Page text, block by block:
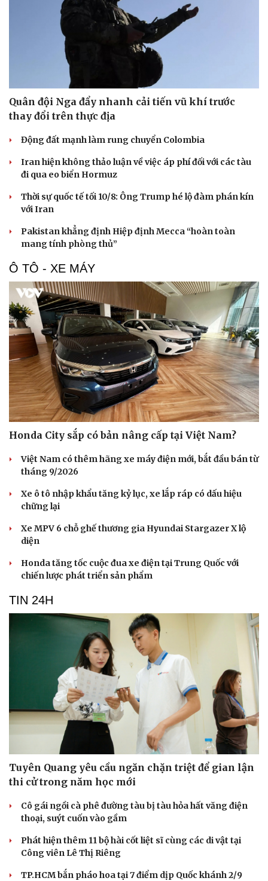
Cải chính
Quân đội Nga đẩy nhanh cải tiến vũ khí trước
thay đổi trên thực địa
Động đất mạnh làm rung chuyển Colombia
Iran hiện không thảo luận về việc áp phí đối với các tàu
đi qua eo biển Hormuz
Thời sự quốc tế tối 10/8: Ông Trump hé lộ đàm phán kín
với Iran
Pakistan khẳng định Hiệp định Mecca “hoàn toàn
mang tính phòng thủ”
Ô TÔ - XE MÁY
Honda City sắp có bản nâng cấp tại Việt Nam?
Việt Nam có thêm hãng xe máy điện mới, bắt đầu bán từ
tháng 9/2026
Xe ô tô nhập khẩu tăng kỷ lục, xe lắp ráp có dấu hiệu
chững lại
Xe MPV 6 chỗ ghế thương gia Hyundai Stargazer X lộ
diện
Honda tăng tốc cuộc đua xe điện tại Trung Quốc với
chiến lược phát triển sản phẩm
TIN 24H
Tuyên Quang yêu cầu ngăn chặn triệt để gian lận
thi cử trong năm học mới
Cô gái ngồi cà phê đường tàu bị tàu hỏa hất văng điện
thoại, suýt cuốn vào gầm
Phát hiện thêm 11 bộ hài cốt liệt sĩ cùng các di vật tại
Công viên Lê Thị Riêng
TP.HCM bắn pháo hoa tại 7 điểm dịp Quốc khánh 2/9